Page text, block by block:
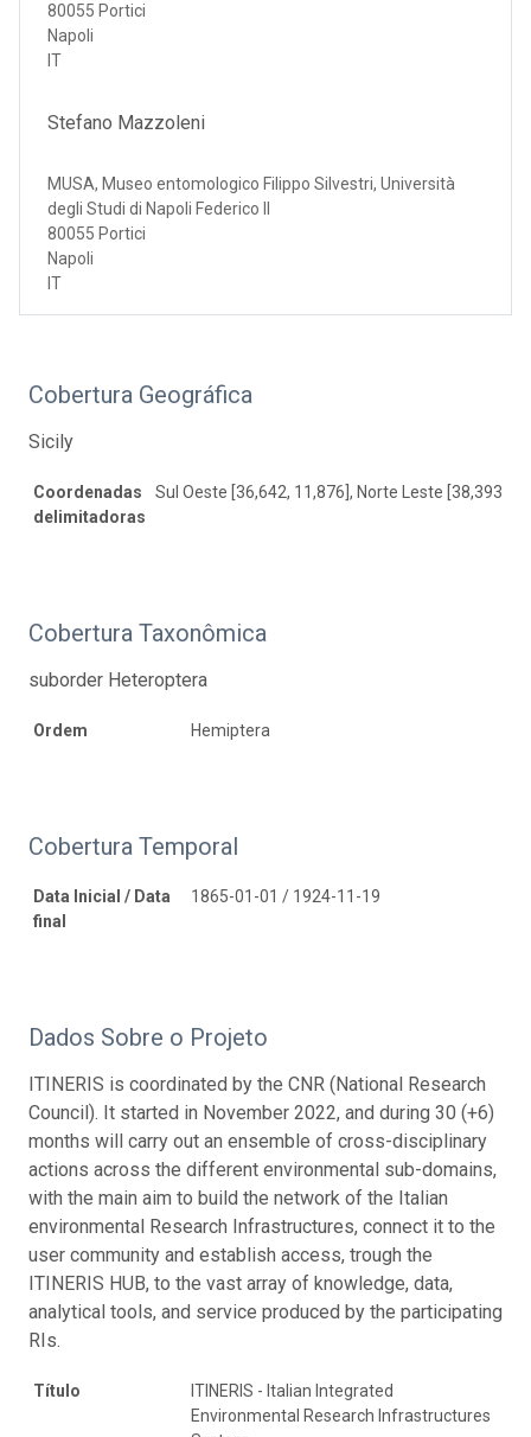
80055 Portici
Napoli
IT
Stefano Mazzoleni
MUSA, Museo entomologico Filippo Silvestri, Università
degli Studi di Napoli Federico II
80055 Portici
Napoli
IT
Cobertura Geográfica
Sicily
Coordenadas
delimitadoras
Sul Oeste [36,642, 11,876], Norte Leste [38,393,
Cobertura Taxonômica
suborder Heteroptera
Ordem Hemiptera
Cobertura Temporal
Data Inicial / Data
final
1865-01-01 / 1924-11-19
Dados Sobre o Projeto
ITINERIS is coordinated by the CNR (National Research
Council). It started in November 2022, and during 30 (+6)
months will carry out an ensemble of cross-disciplinary
actions across the different environmental sub-domains,
with the main aim to build the network of the Italian
environmental Research Infrastructures, connect it to the
user community and establish access, trough the
ITINERIS HUB, to the vast array of knowledge, data,
analytical tools, and service produced by the participating
RIs.
Título
ITINERIS - Italian Integrated
Environmental Research Infrastructures